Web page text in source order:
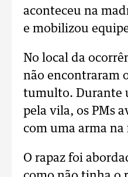
aconteceu na
e mobilizou
No local da
não encontraram
tumulto. Durante
pela vila, os PMs
com uma arma na
O rapaz foi